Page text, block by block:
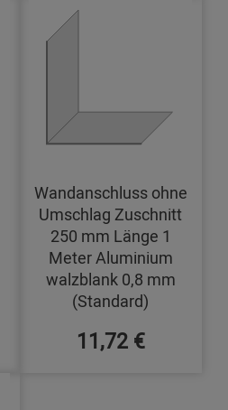
Wandanschluss ohne
Umschlag Zuschnitt
250 mm Länge 1
Meter Aluminium
walzblank 0,8 mm
(Standard)
11,72 €